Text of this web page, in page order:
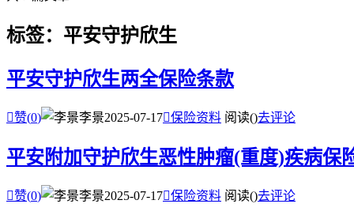
标签：平安守护欣生
平安守护欣生两全保险条款
赞(0) 李景2025-07-17保险资料 阅读()去评论
平安附加守护欣生恶性肿瘤(重度)疾病保
赞(0) 李景2025-07-17保险资料 阅读()去评论